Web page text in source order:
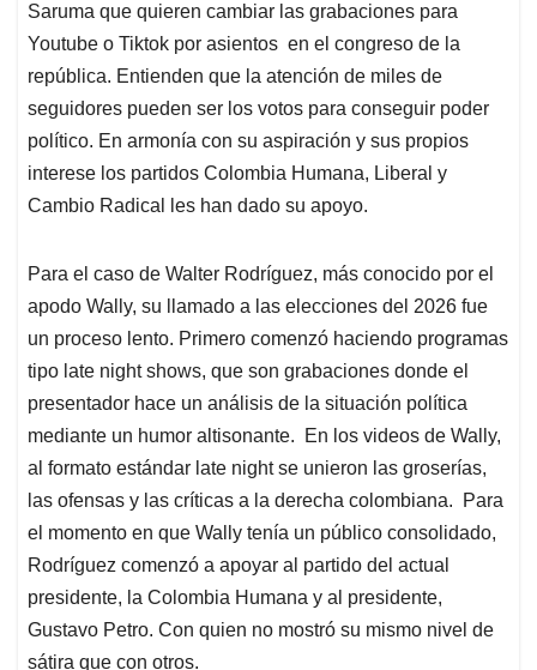
A
p
p
o
o
k
d
I
n
d
s
Saruma que quieren cambiar las grabaciones para
Youtube o Tiktok por asientos en el congreso de la
república. Entienden que la atención de miles de
seguidores pueden ser los votos para conseguir poder
político. En armonía con su aspiración y sus propios
interese los partidos Colombia Humana, Liberal y
Cambio Radical les han dado su apoyo.
Para el caso de Walter Rodríguez, más conocido por el
apodo Wally, su llamado a las elecciones del 2026 fue
un proceso lento. Primero comenzó haciendo programas
tipo late night shows, que son grabaciones donde el
presentador hace un análisis de la situación política
mediante un humor altisonante. En los videos de Wally,
al formato estándar late night se unieron las groserías,
las ofensas y las críticas a la derecha colombiana. Para
el momento en que Wally tenía un público consolidado,
Rodríguez comenzó a apoyar al partido del actual
presidente, la Colombia Humana y al presidente,
Gustavo Petro. Con quien no mostró su mismo nivel de
sátira que con otros.